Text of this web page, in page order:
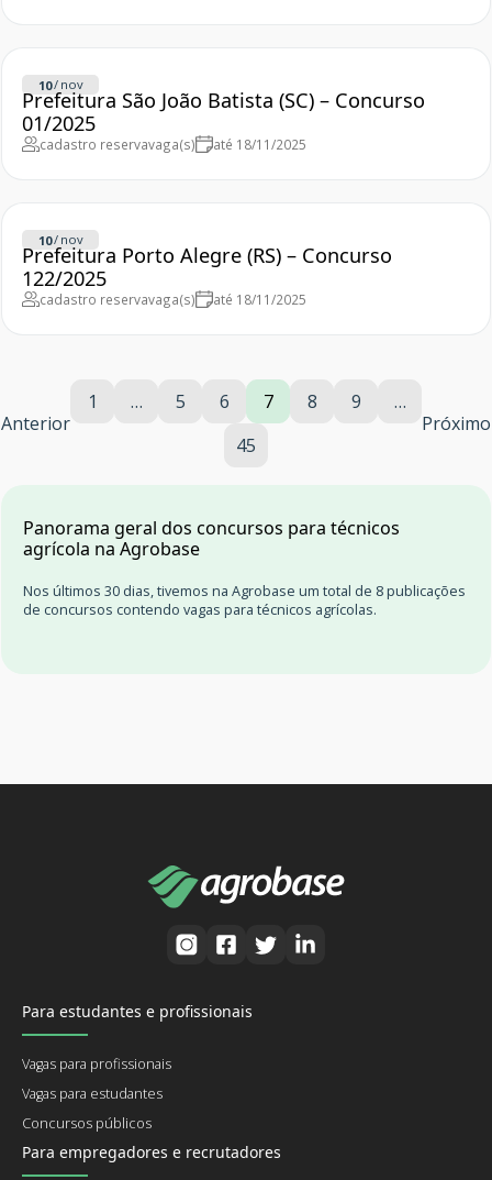
10/ nov
Prefeitura São João Batista (SC) – Concurso
01/2025
cadastro reservavaga(s) até 18/11/2025
10/ nov
Prefeitura Porto Alegre (RS) – Concurso
122/2025
cadastro reservavaga(s) até 18/11/2025
Anterior
1 … 5 6 7 8 9
…
45
Próximo
Panorama geral dos concursos para técnicos
agrícola na Agrobase
Nos últimos 30 dias, tivemos na Agrobase um total de 8 publicações
de concursos contendo vagas para técnicos agrícolas.
Para estudantes e profissionais
Vagas para profissionais
Vagas para estudantes
Concursos públicos
Para empregadores e recrutadores